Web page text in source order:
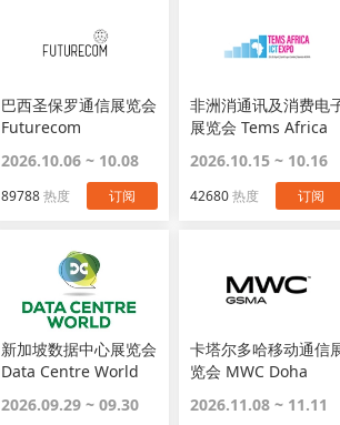
巴西圣保罗通信展览会
Futurecom
2026.10.06 ~ 10.08
89788热度 订阅
非洲消通讯及消费电
展览会 Tems Africa
2026.10.15 ~ 10.16
42680热度 订阅
新加坡数据中心展览会
Data Centre World
2026.09.29 ~ 09.30
卡塔尔多哈移动通信
览会 MWC Doha
2026.11.08 ~ 11.11